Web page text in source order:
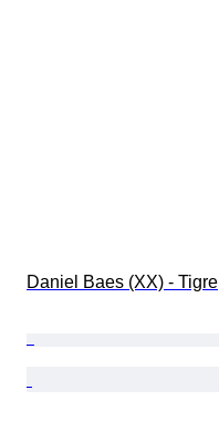
Daniel Baes (XX) - Tigre